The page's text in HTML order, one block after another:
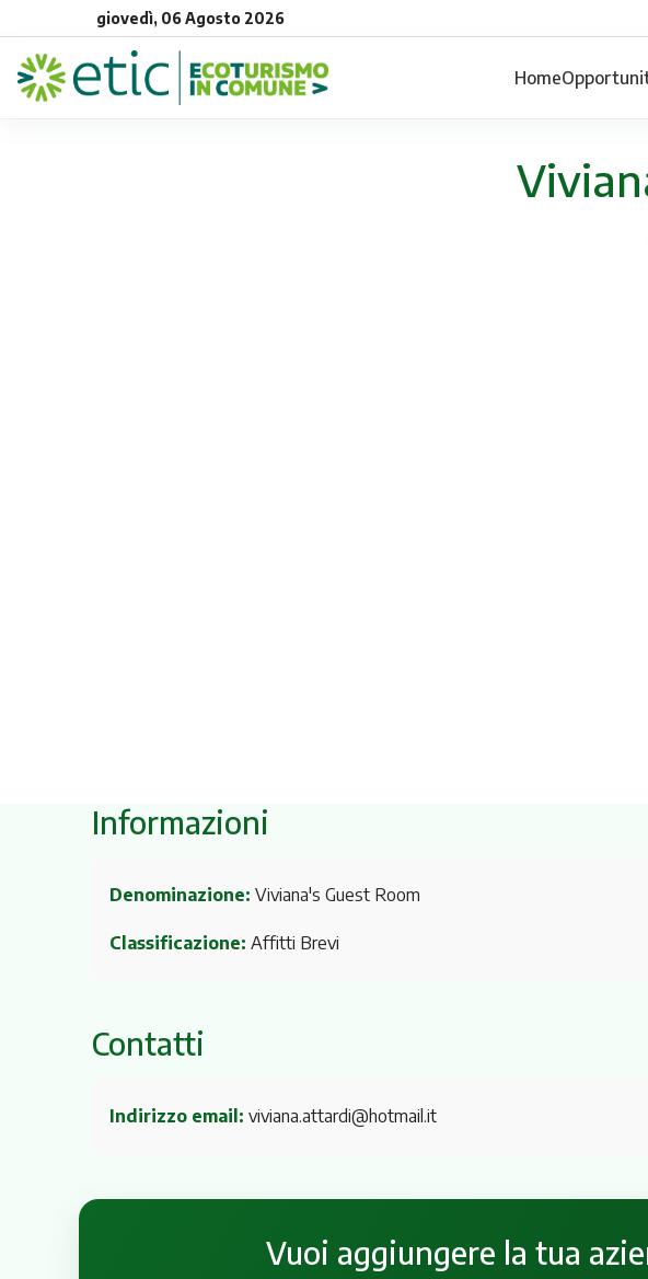
giovedì, 06 Agosto 2026
Home
Informazioni
Denominazione: Viviana's Guest Room
Classificazione: Affitti Brevi
Contatti
Indirizzo email: viviana.attardi@hotmail.it
Vuoi aggiungere la tua